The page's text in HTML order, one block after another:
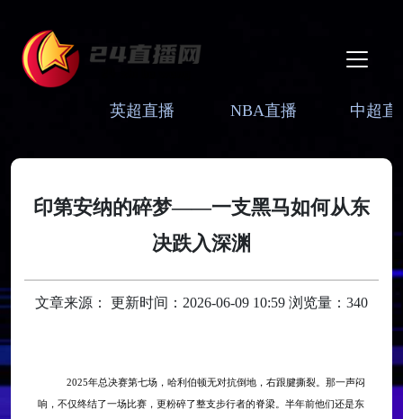
英超直播 NBA直播 中超直
印第安纳的碎梦——一支黑马如何从东
决跌入深渊
文章来源： 更新时间：2026-06-09 10:59 浏览量：340
2025年总决赛第七场，哈利伯顿无对抗倒地，右跟腱撕裂。那一声闷
响，不仅终结了一场比赛，更粉碎了整支步行者的脊梁。 半年前他们还是东